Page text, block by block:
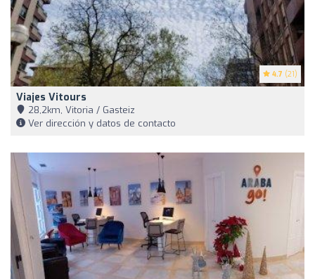
4.7 (21)
Viajes Vitours
28,2km, Vitoria / Gasteiz
Ver dirección y datos de contacto